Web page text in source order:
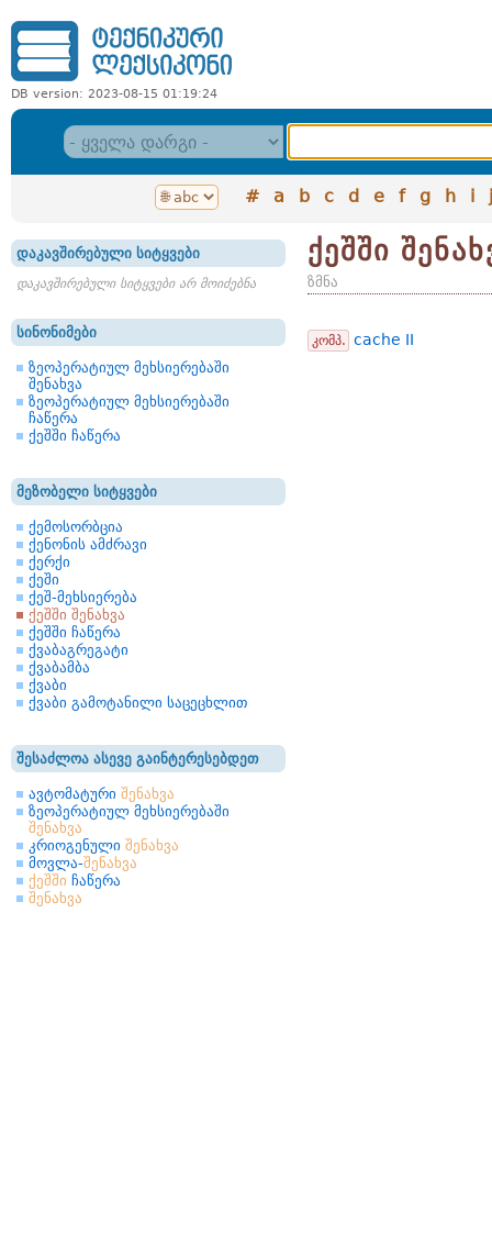
DB version: 2023-08-15 01:19:24
# a b c d e f g h i j
დაკავშირებული სიტყვები
დაკავშირებული სიტყვები არ მოიძებნა
სინონიმები
ზეოპერატიულ მეხსიერებაში
შენახვა
ზეოპერატიულ მეხსიერებაში
ჩაწერა
ქეშში ჩაწერა
მეზობელი სიტყვები
ქემოსორბცია
ქენონის ამძრავი
ქერქი
ქეში
ქეშ-მეხსიერება
ქეშში შენახვა
ქეშში ჩაწერა
ქვაბაგრეგატი
ქვაბამბა
ქვაბი
ქვაბი გამოტანილი საცეცხლით
შესაძლოა ასევე გაინტერესებდეთ
ავტომატური შენახვა
ზეოპერატიულ მეხსიერებაში
შენახვა
კრიოგენული შენახვა
მოვლა-შენახვა
ქეშში ჩაწერა
შენახვა
ქეშში
ზმნა
კომპ. cache II